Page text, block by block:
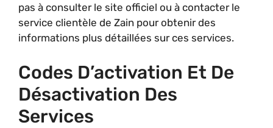
pas à consulter le site officiel ou à contacter le
service clientèle de Zain pour obtenir des
informations plus détaillées sur ces services.
Codes D’activation Et De
Désactivation Des
Services